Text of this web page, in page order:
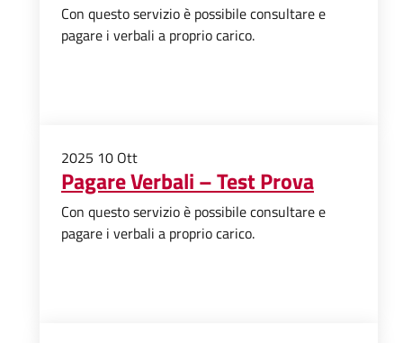
Con questo servizio è possibile consultare e
pagare i verbali a proprio carico.
2025 10 Ott
Pagare Verbali – Test Prova
Con questo servizio è possibile consultare e
pagare i verbali a proprio carico.